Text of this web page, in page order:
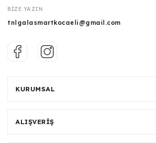
BİZE YAZIN
tnlgalasmartkocaeli@gmail.com
KURUMSAL
ALIŞVERİŞ